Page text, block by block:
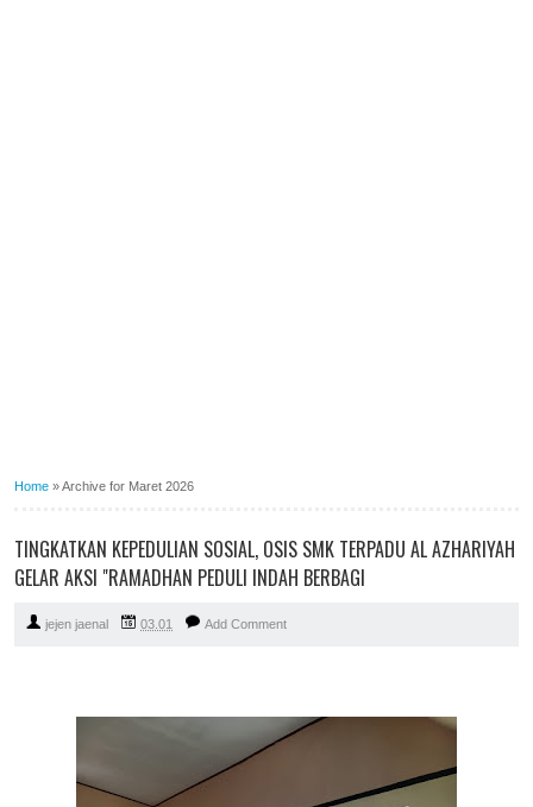
Home »Archive for Maret 2026
TINGKATKAN KEPEDULIAN SOSIAL, OSIS SMK TERPADU AL AZHARIYAH
GELAR AKSI "RAMADHAN PEDULI INDAH BERBAGI
jejen jaenal 03.01 Add Comment